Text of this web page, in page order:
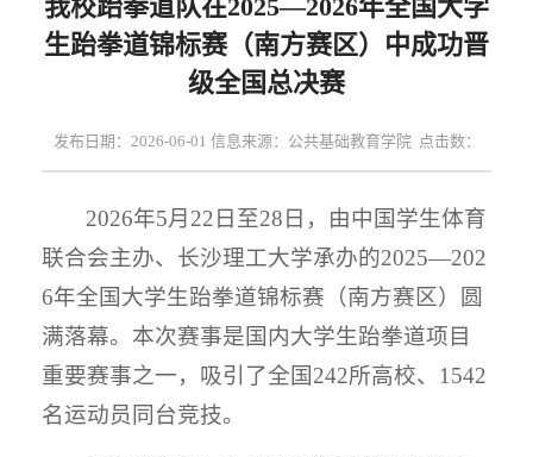
我校跆拳道队在2025—2026年全国大学
生跆拳道锦标赛（南方赛区）中成功晋
级全国总决赛
发布日期：2026-06-01 信息来源：公共基础教育学院 点击数：
2026年5月22日至28日，由中国学生体育
联合会主办、长沙理工大学承办的2025—202
6年全国大学生跆拳道锦标赛（南方赛区）圆
满落幕。本次赛事是国内大学生跆拳道项目
重要赛事之一，吸引了全国242所高校、1542
名运动员同台竞技。